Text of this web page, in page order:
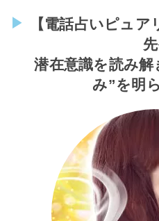
【電話占いピュア
潜在意識を読み
み”を明